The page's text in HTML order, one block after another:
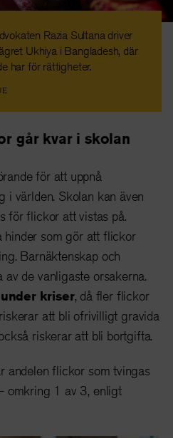
Razia Sultana driver
Ukhiya i Bangladesh, där
har för rättigheter.
går kvar i skolan
för att uppnå
i världen. Skolan kan även
för flickor att vistas på.
hinder som gör att flickor
Barnäktenskap och
de vanligaste orsakerna.
kriser, då fler flickor
att bli ofrivilligt gravida
riskerar att bli bortgifta.
andelen flickor som tvingas
omkring 1 av 3, enligt